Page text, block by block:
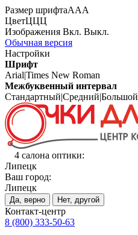
Размер шрифтаААА
ЦветЦЦЦ
Изображения Вкл. Выкл.
Обычная версия
Настройки
Шрифт
Arial|Times New Roman
Межбуквенный интервал
Стандартный|Средний|Большой
4 салона оптики:
Липецк
Ваш город:
Липецк
Да, верно Нет, другой
Контакт-центр
8 (800) 333-50-63